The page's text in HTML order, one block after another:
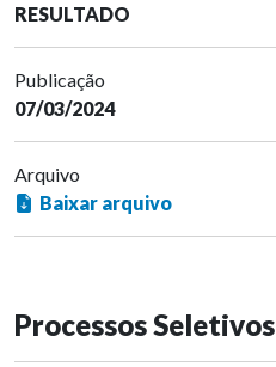
RESULTADO
Publicação
07/03/2024
Arquivo
Baixar arquivo
Processos Seletivos